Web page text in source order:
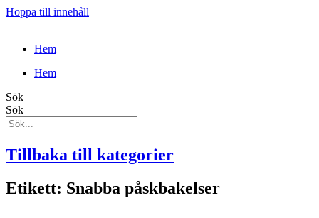
Hoppa till innehåll
Hem
Hem
Sök
Sök
Tillbaka till kategorier
Etikett: Snabba påskbakelser